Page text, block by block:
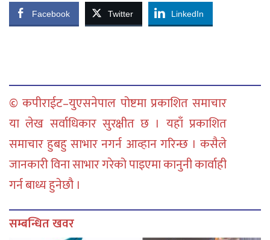
Facebook Twitter LinkedIn
© कपीराईट–युएसनेपाल पोष्टमा प्रकाशित समाचार
या लेख सर्वाधिकार सुरक्षीत छ । यहाँ प्रकाशित
समाचार हुबहु साभार नगर्न आव्हान गरिन्छ । कसैले
जानकारी विना साभार गरेको पाइएमा कानुनी कार्वाही
गर्न बाध्य हुनेछौ ।
सम्बन्धित खवर